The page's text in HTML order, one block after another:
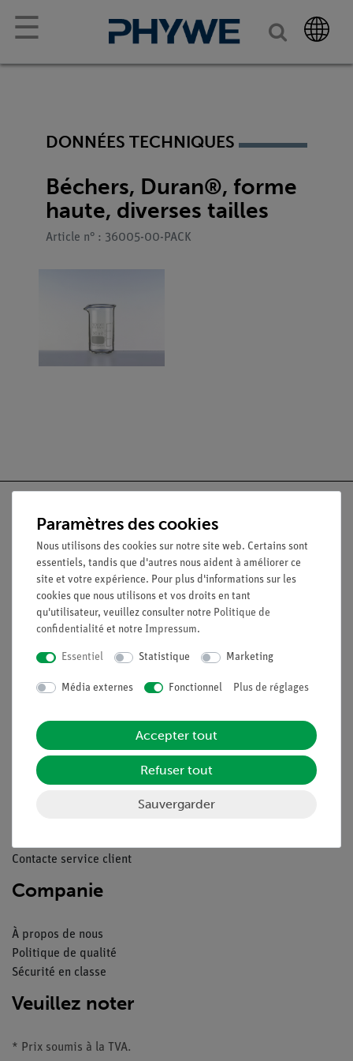
☰
DONNÉES TECHNIQUES
Béchers, Duran®, forme
haute, diverses tailles
Article n° : 36005-00-PACK
Légal
Contact
Déclaration de confidentialité
Service
Aperçu du service
Contacte service client
Companie
À propos de nous
Politique de qualité
Sécurité en classe
Veuillez noter
* Prix soumis à la TVA.
Paramètres des cookies
Nous utilisons des cookies sur notre site web. Certains sont
essentiels, tandis que d'autres nous aident à améliorer ce
site et votre expérience. Pour plus d'informations sur les
cookies que nous utilisons et vos droits en tant
qu'utilisateur, veuillez consulter notre Politique de
confidentialité et notre Impressum.
Essentiel Statistique Marketing
Média externes Fonctionnel Plus de réglages
Accepter tout
Refuser tout
Sauvergarder